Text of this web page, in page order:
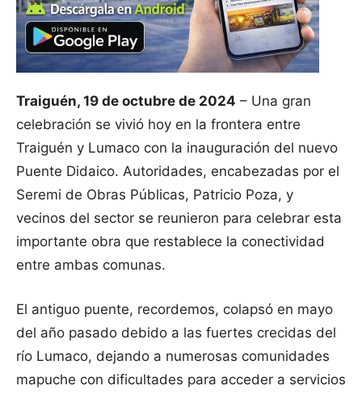
Traiguén, 19 de octubre de 2024 – Una gran
celebración se vivió hoy en la frontera entre
Traiguén y Lumaco con la inauguración del nuevo
Puente Didaico. Autoridades, encabezadas por el
Seremi de Obras Públicas, Patricio Poza, y
vecinos del sector se reunieron para celebrar esta
importante obra que restablece la conectividad
entre ambas comunas.
El antiguo puente, recordemos, colapsó en mayo
del año pasado debido a las fuertes crecidas del
río Lumaco, dejando a numerosas comunidades
mapuche con dificultades para acceder a servicios